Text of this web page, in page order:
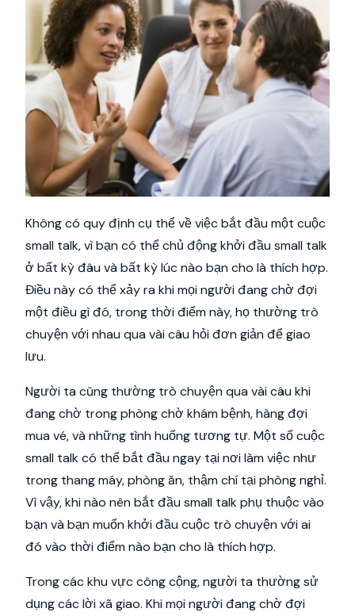
Không có quy định cụ thể về việc bắt đầu một cuộc
small talk, vì bạn có thể chủ động khởi đầu small talk
ở bất kỳ đâu và bất kỳ lúc nào bạn cho là thích hợp.
Điều này có thể xảy ra khi mọi người đang chờ đợi
một điều gì đó, trong thời điểm này, họ thường trò
chuyện với nhau qua vài câu hỏi đơn giản để giao
lưu.
Người ta cũng thường trò chuyện qua vài câu khi
đang chờ trong phòng chờ khám bệnh, hàng đợi
mua vé, và những tình huống tương tự. Một số cuộc
small talk có thể bắt đầu ngay tại nơi làm việc như
trong thang máy, phòng ăn, thậm chí tại phòng nghỉ.
Vì vậy, khi nào nên bắt đầu small talk phụ thuộc vào
bạn và bạn muốn khởi đầu cuộc trò chuyện với ai
đó vào thời điểm nào bạn cho là thích hợp.
Trong các khu vực công cộng, người ta thường sử
dụng các lời xã giao. Khi mọi người đang chờ đợi